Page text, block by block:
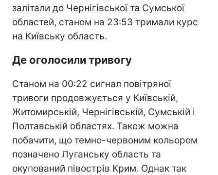
залітали до Чернігівської та Сумської
областей, станом на 23:53 тримали курс
на Київську область.
Де оголосили тривогу
Станом на 00:22 сигнал повітряної
тривоги продовжується у Київській,
Житомирській, Чернігівській, Сумській і
Полтавській областях. Також можна
побачити, що темно-червоним кольором
позначено Луганську область та
окупований півострів Крим. Однак так